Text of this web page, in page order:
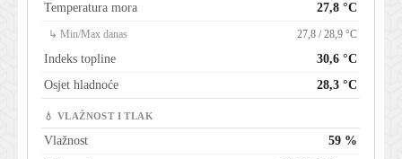
Temperatura mora 27,8 °C
↳ Min/Max danas 27,8 / 28,9 °C
Indeks topline
30,6 °C
Osjet hladnoće
28,3 °C
💧 VLAŽNOST I TLAK
Vlažnost
59 %